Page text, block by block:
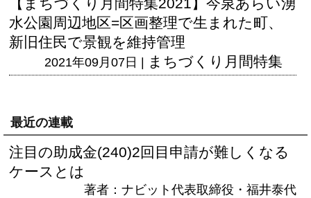
水公園周辺地区=区画整理で生まれた町、
新旧住民で景観を維持管理
2021年09月07日 | まちづくり月間特集
最近の連載
注目の助成金(240)2回目申請が難しくなる
ケースとは
著者：ナビット代表取締役・福井泰代